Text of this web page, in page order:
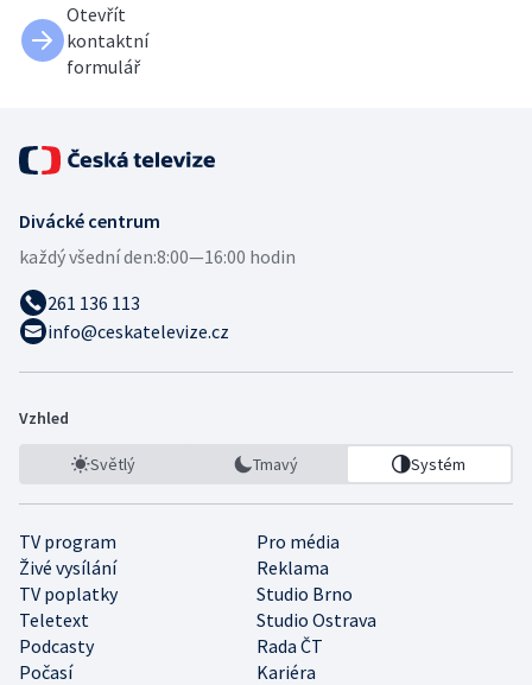
Otevřít
kontaktní
formulář
Divácké centrum
každý všední den:8:00—16:00 hodin
261 136 113
info@ceskatelevize.cz
Vzhled
Světlý Tmavý Systém
TV program
Pro média
Živé vysílání
Reklama
TV poplatky
Studio Brno
Teletext
Studio Ostrava
Podcasty
Rada ČT
Počasí
Kariéra